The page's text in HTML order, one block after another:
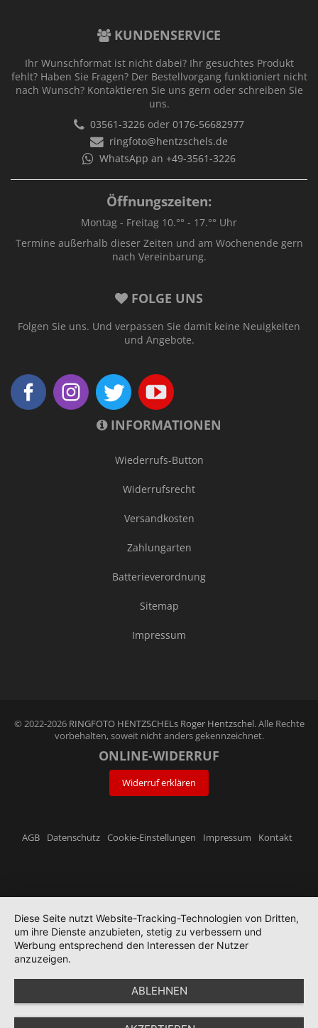
KUNDENSERVICE
Ihr Wunschformat ist nicht dabei? Ihr gesuchtes Produkt
fehlt? Haben Sie Fragen? Der Bestellvorgang funktioniert nicht
nach Wunsch? Kontaktieren Sie uns gern oder schreiben Sie
uns.
03561-3226 oder 0176-56682977
ringfoto@hentzschels.de
WhatsApp an +49-3561-3226
Öffnungszeiten:
Montag - Freitag 10.°° - 17.°° Uhr
Termine außerhalb dieser Zeiten und am Wochenende gern
nach Vereinbarung.
FOLGE UNS
Folgen Sie uns. Und verpassen Sie damit keine Neuigkeiten
und Angebote.
INFORMATIONEN
Wiederrufs-Button
Widerrufsrecht
Versandkosten
Zahlungarten
Batterieverordnung
Sitemap
Impressum
© 2022-2026 RINGFOTO HENTZSCHELs Roger Hentzschel. Alle Rechte
vorbehalten, soweit nicht anders gekennzeichnet.
ONLINE-WIDERRUF
Widerruf erklären
AGB Datenschutz Cookie-Einstellungen Impressum Kontakt
Diese Seite nutzt Website-Tracking-Technologien von Dritten,
um ihre Dienste anzubieten, stetig zu verbessern und
Werbung entsprechend den Interessen der Nutzer
anzuzeigen.
ABLEHNEN